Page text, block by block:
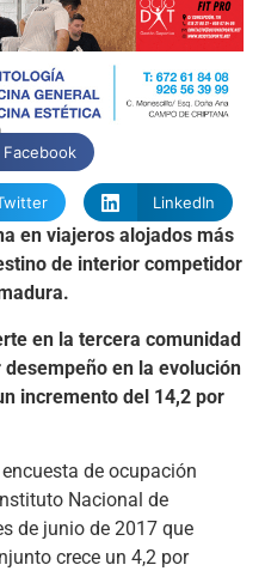
Facebook
LinkedIn
en viajeros alojados más
de interior competidor
en la tercera comunidad
en la evolución
incremento del 14,2 por
de ocupación
Nacional de
de junio de 2017 que
crece un 4,2 por